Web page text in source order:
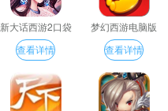
新大话西游2口袋
版
查看详情
梦幻西游电脑版
查看详情